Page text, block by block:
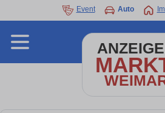
Event Auto